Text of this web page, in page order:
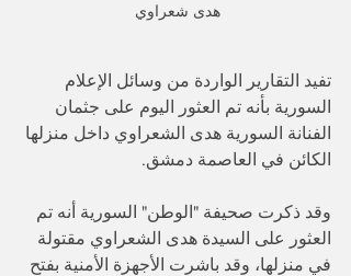
هدى شعراوي
تفيد التقارير الواردة من وسائل الإعلام
السورية بأنه تم العثور اليوم على جثمان
الفنانة السورية هدى الشعراوي داخل منزلها
الكائن في العاصمة دمشق.
وقد ذكرت صحيفة "الوطن" السورية أنه تم
العثور على السيدة هدى الشعراوي مقتولة
في منزلها، وقد باشرت الأجهزة الأمنية بفتح